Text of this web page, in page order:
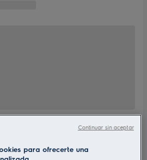
para ofrecerte una
Continuar sin aceptar